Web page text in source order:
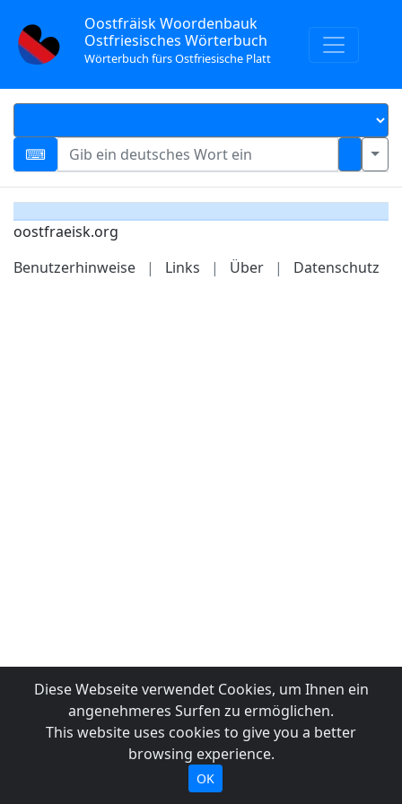
Oostfräisk Woordenbauk
Ostfriesisches Wörterbuch
Wörterbuch fürs Ostfriesische Platt
oostfraeisk.org
Benutzerhinweise
| Links | Über | Datenschutz
Diese Webseite verwendet Cookies, um Ihnen ein
angenehmeres Surfen zu ermöglichen.
This website uses cookies to give you a better
browsing experience.
OK